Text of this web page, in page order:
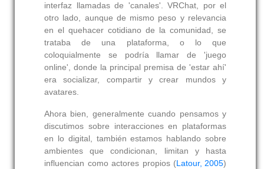
interfaz llamadas de 'canales'. VRChat, por el
otro lado, aunque de mismo peso y relevancia
en el quehacer cotidiano de la comunidad, se
trataba de una plataforma, o lo que
coloquialmente se podría llamar de 'juego
online', donde la principal premisa de 'estar ahí'
era socializar, compartir y crear mundos y
avatares.
Ahora bien, generalmente cuando pensamos y
discutimos sobre interacciones en plataformas
en lo digital, también estamos hablando sobre
ambientes que condicionan, limitan y hasta
influencian como actores propios (Latour, 2005)